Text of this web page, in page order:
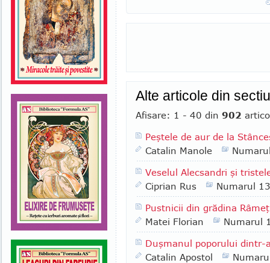
Alte articole din
Afisare: 1 - 40 din 902
Peştele de aur de la
Catalin Manole
Veselul Alecsandri şi
Ciprian Rus
Numarul
Pustnicii din grădina
Matei Florian
Numarul
Duşmanul poporului dintr-
Catalin Apostol